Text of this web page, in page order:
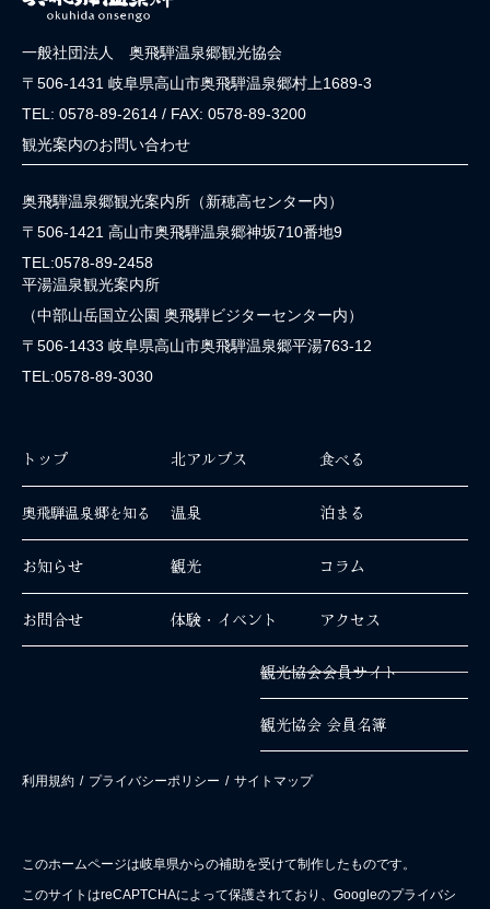
一般社団法人 奥飛騨温泉郷観光協会
〒506-1431 岐阜県高山市奥飛騨温泉郷村上1689-3
TEL: 0578-89-2614 / FAX: 0578-89-3200
観光案内のお問い合わせ
奥飛騨温泉郷観光案内所（新穂高センター内）
〒506-1421 高山市奥飛騨温泉郷神坂710番地9
TEL:0578-89-2458
平湯温泉観光案内所
（中部山岳国立公園 奥飛騨ビジターセンター内）
〒506-1433 岐阜県高山市奥飛騨温泉郷平湯763-12
TEL:0578-89-3030
トップ
奥飛騨温泉郷を知る
お知らせ
お問合せ
北アルプス
温泉
観光
体験・イベント
食べる
泊まる
コラム
アクセス
観光協会会員サイト
観光協会 会員名簿
利用規約 / プライバシーポリシー / サイトマップ
このホームページは岐阜県からの補助を受けて制作したものです。
このサイトはreCAPTCHAによって保護されており、Googleのプライバシ